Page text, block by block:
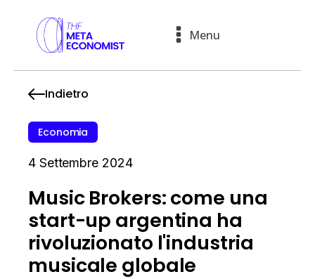
Menu
Indietro
Economia
4 Settembre 2024
Music Brokers: come una
start-up argentina ha
rivoluzionato l'industria
musicale globale